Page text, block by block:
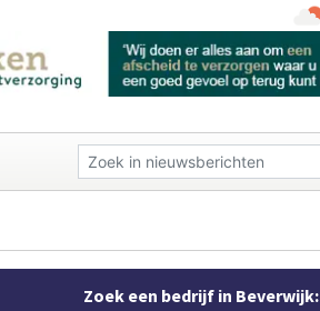
Zoek een bedrijf in Beverwijk: